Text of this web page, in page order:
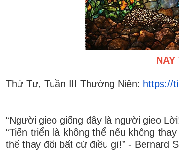
NAY
Thứ Tư, Tuần III Thường Niên: https://
“Người gieo giống đây là người gieo Lời
“Tiến triển là không thể nếu không
thể thay đổi bất cứ điều gì!” - Bernard